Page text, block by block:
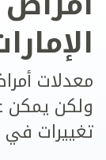
معدلات
ولكن يمكن
تغييرات في